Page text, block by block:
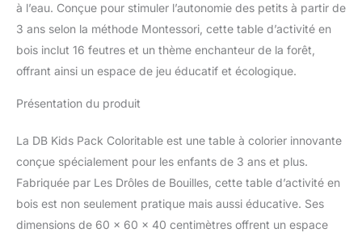
à l’eau. Conçue pour stimuler l’autonomie des petits à partir de
3 ans selon la méthode Montessori, cette table d’activité en
bois inclut 16 feutres et un thème enchanteur de la forêt,
offrant ainsi un espace de jeu éducatif et écologique.
Présentation du produit
La DB Kids Pack Coloritable est une table à colorier innovante
conçue spécialement pour les enfants de 3 ans et plus.
Fabriquée par Les Drôles de Bouilles, cette table d’activité en
bois est non seulement pratique mais aussi éducative. Ses
dimensions de 60 x 60 x 40 centimètres offrent un espace